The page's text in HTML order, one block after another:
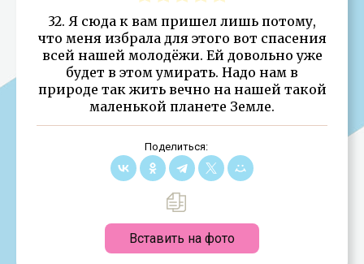
32. Я сюда к вам пришел лишь потому,
что меня избрала для этого вот спасения
всей нашей молодёжи. Ей довольно уже
будет в этом умирать. Надо нам в
природе так жить вечно на нашей такой
маленькой планете Земле.
Поделиться:
Вставить на фото